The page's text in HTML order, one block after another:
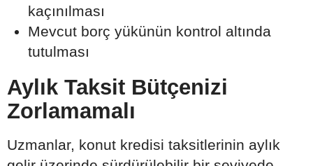
kaçınılması
Mevcut borç yükünün kontrol altında
tutulması
Aylık Taksit Bütçenizi
Zorlamamalı
Uzmanlar, konut kredisi taksitlerinin aylık